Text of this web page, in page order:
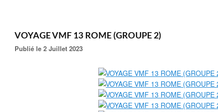
VOYAGE VMF 13 ROME (GROUPE 2)
Publié le 2 Juillet 2023